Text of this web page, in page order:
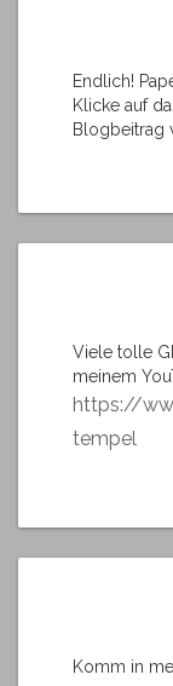
Endlich!
Klicke auf
Blogbeitrag
Viele tolle
meinem
https://
tempel
Komm in